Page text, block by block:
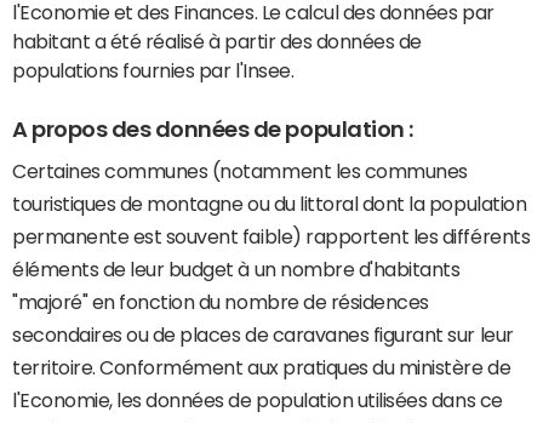
l'Economie et des Finances. Le calcul des données par
habitant a été réalisé à partir des données de
populations fournies par l'Insee.
A propos des données de population :
Certaines communes (notamment les communes
touristiques de montagne ou du littoral dont la population
permanente est souvent faible) rapportent les différents
éléments de leur budget à un nombre d'habitants
"majoré" en fonction du nombre de résidences
secondaires ou de places de caravanes figurant sur leur
territoire. Conformément aux pratiques du ministère de
l'Economie, les données de population utilisées dans ce